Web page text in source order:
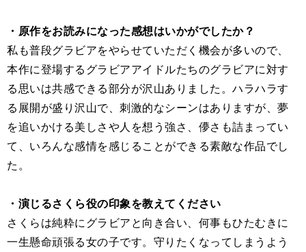
・原作をお読みになった感想はいかがでしたか？
私も普段グラビアをやらせていただく機会が多いので、
本作に登場するグラビアアイドルたちのグラビアに対す
る思いは共感できる部分が沢山ありました。ハラハラす
る展開が盛り沢山で、刺激的なシーンはありますが、夢
を追いかける美しさや人を想う強さ、儚さも詰まってい
て、いろんな感情を感じることができる素敵な作品でし
た。
・演じるさくら役の印象を教えてください
さくらは純粋にグラビアと向き合い、何事もひたむきに
一生懸命頑張る女の子です。守りたくなってしまうよう